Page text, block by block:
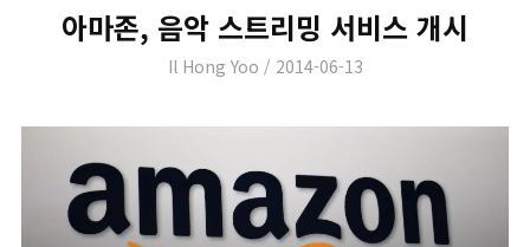
아마존, 음악 스트리밍 서비스 개시
Author
Il Hong Yoo
Posted
2014-06-13